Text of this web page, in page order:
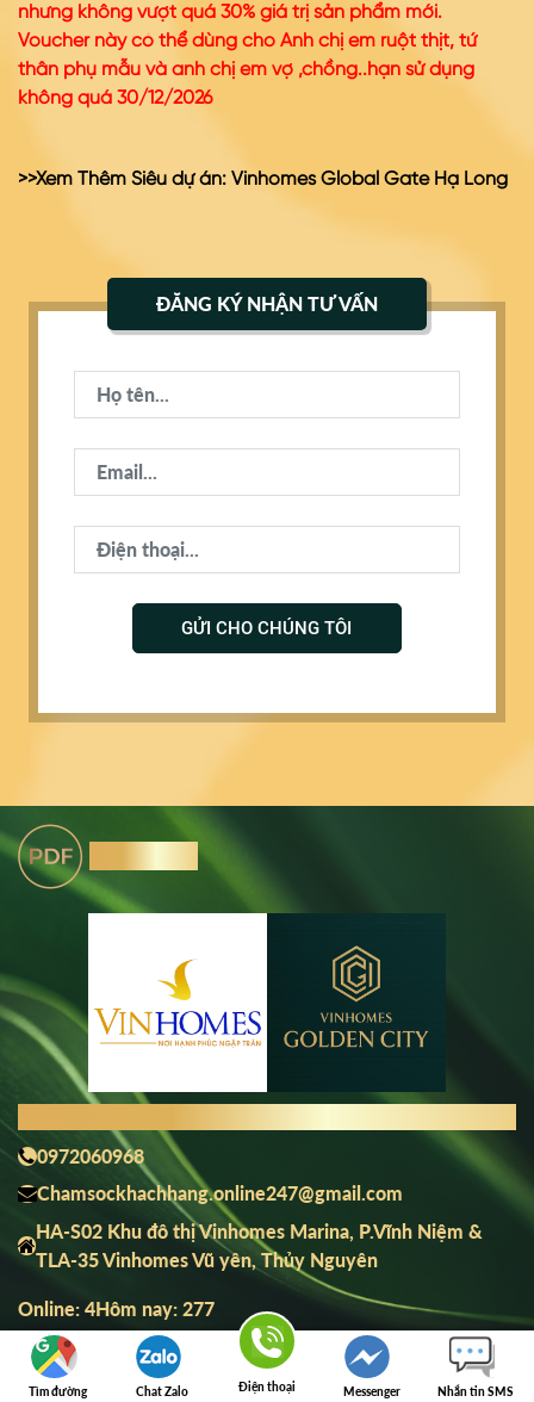
nhưng không vượt quá 30% giá trị sản phẩm mới.
Voucher này có thể dùng cho Anh chị em ruột thịt, tứ
thân phụ mẫu và anh chị em vợ ,chồng..hạn sử dụng
không quá 30/12/2026
>>Xem Thêm Siêu dự án: Vinhomes Global Gate Hạ Long
ĐĂNG KÝ NHẬN TƯ VẤN
GỬI CHO CHÚNG TÔI
Tìm đường Chat Zalo Điện thoại Messenger Nhắn tin SMS
0972060968
Chamsockhachhang.online247@gmail.com
HA-S02 Khu đô thị Vinhomes Marina, P.Vĩnh Niệm &
TLA-35 Vinhomes Vũ yên, Thủy Nguyên
Online: 4Hôm nay: 277
Zalo